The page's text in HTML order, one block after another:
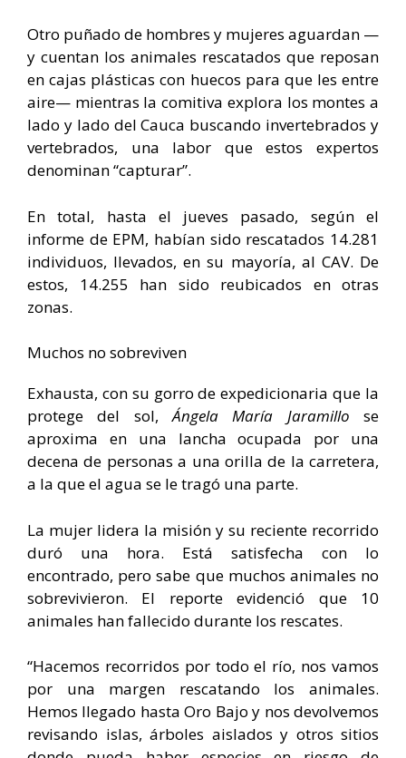
Otro puñado de hombres y mujeres aguardan —
y cuentan los animales rescatados que reposan
en cajas plásticas con huecos para que les entre
aire— mientras la comitiva explora los montes a
lado y lado del Cauca buscando invertebrados y
vertebrados, una labor que estos expertos
denominan “capturar”.
En total, hasta el jueves pasado, según el
informe de EPM, habían sido rescatados 14.281
individuos, llevados, en su mayoría, al CAV. De
estos, 14.255 han sido reubicados en otras
zonas.
Muchos no sobreviven
Exhausta, con su gorro de expedicionaria que la
protege del sol,Ángela María Jaramillo se
aproxima en una lancha ocupada por una
decena de personas a una orilla de la carretera,
a la que el agua se le tragó una parte.
La mujer lidera la misión y su reciente recorrido
duró una hora. Está satisfecha con lo
encontrado, pero sabe que muchos animales no
sobrevivieron. El reporte evidenció que 10
animales han fallecido durante los rescates.
“Hacemos recorridos por todo el río, nos vamos
por una margen rescatando los animales.
Hemos llegado hasta Oro Bajo y nos devolvemos
revisando islas, árboles aislados y otros sitios